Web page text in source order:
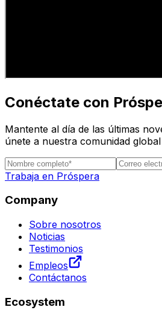
Conéctate con
Mantente al día de las últimas
únete a nuestra comunidad
Trabaja en Próspera
Company
Sobre nosotros
Noticias
Testimonios
Empleos
Contáctanos
Ecosystem